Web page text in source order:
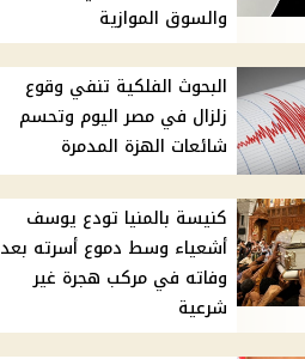
والسوق الموازية
البحوث الفلكية تنفي وقوع
زلزال في مصر اليوم وتحسم
شائعات الهزة المدمرة
كنيسة بالمنيا تودع يوسف
أشعياء وسط دموع أسرته بعد
وفاته في مركب هجرة غير
شرعية